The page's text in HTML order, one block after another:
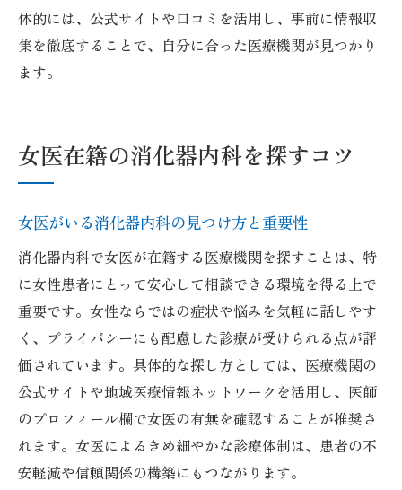
体的には、公式サイトや口コミを活用し、事前に情報収
集を徹底することで、自分に合った医療機関が見つかり
ます。
女医在籍の消化器内科を探すコツ
女医がいる消化器内科の見つけ方と重要性
消化器内科で女医が在籍する医療機関を探すことは、特
に女性患者にとって安心して相談できる環境を得る上で
重要です。女性ならではの症状や悩みを気軽に話しやす
く、プライバシーにも配慮した診療が受けられる点が評
価されています。具体的な探し方としては、医療機関の
公式サイトや地域医療情報ネットワークを活用し、医師
のプロフィール欄で女医の有無を確認することが推奨さ
れます。女医によるきめ細やかな診療体制は、患者の不
安軽減や信頼関係の構築にもつながります。